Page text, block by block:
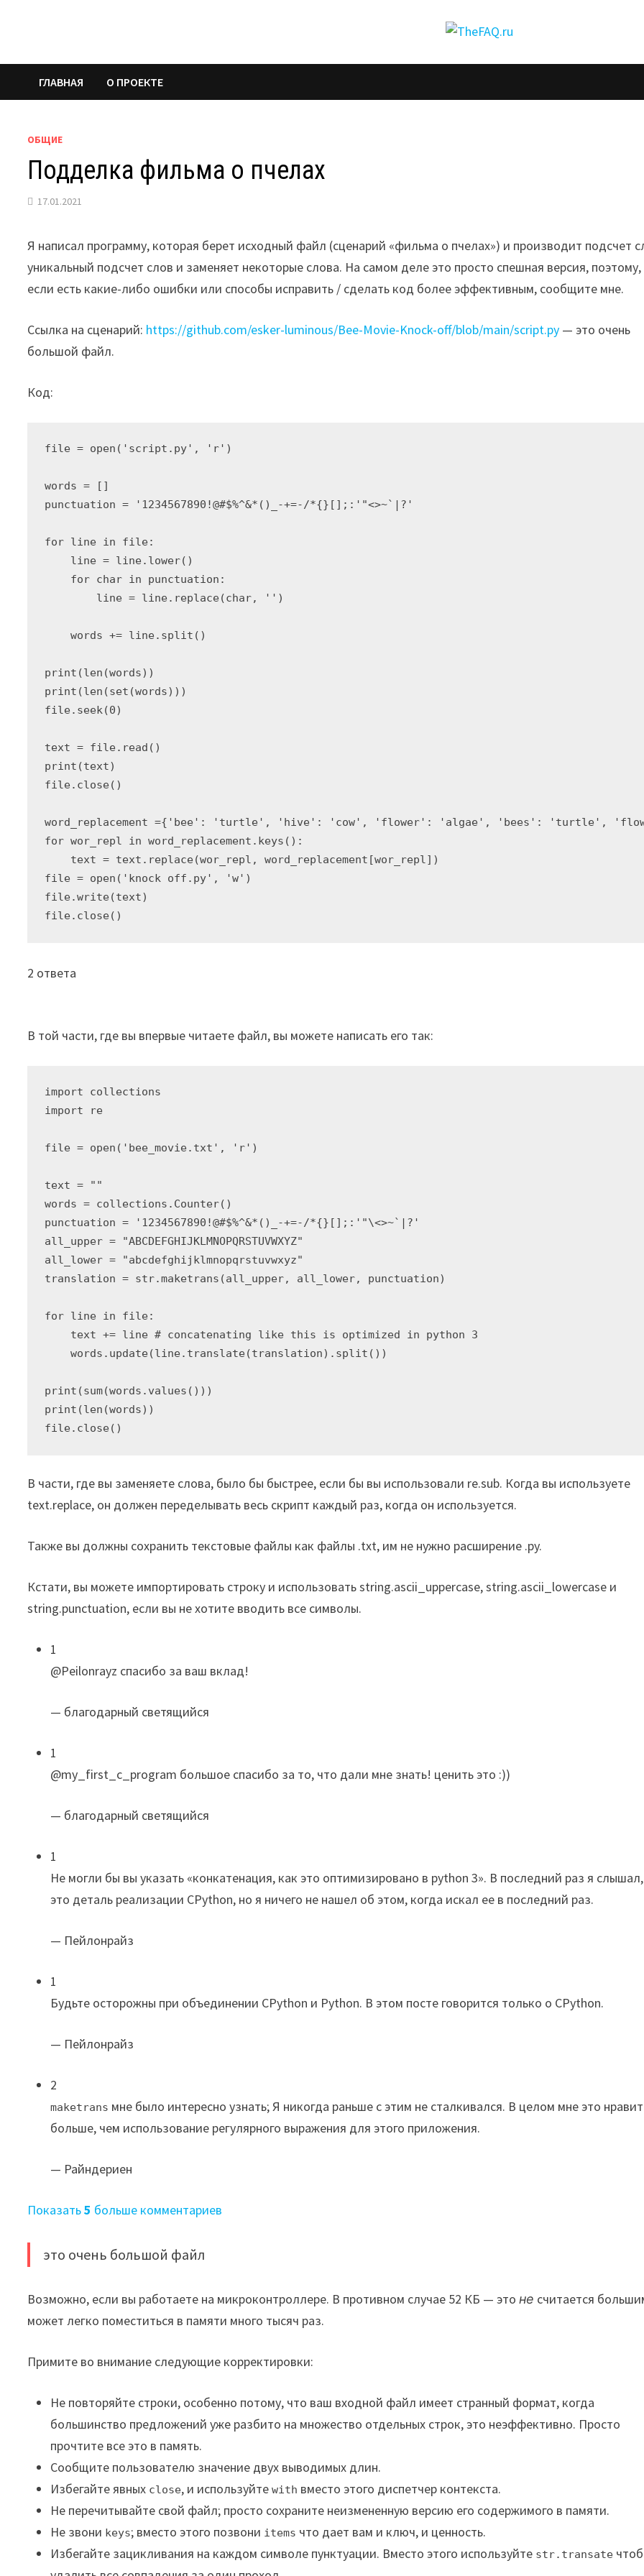
ГЛАВНАЯ О ПРОЕКТЕ
ОБЩИЕ
Подделка фильма о пчелах
17.01.2021
Я написал программу, которая берет исходный файл (сценарий «фильма о пчелах») и производит подсчет
уникальный подсчет слов и заменяет некоторые слова. На самом деле это просто спешная версия, поэтому,
если есть какие-либо ошибки или способы исправить / сделать код более эффективным, сообщите мне.
Ссылка на сценарий: https://github.com/esker-luminous/Bee-Movie-Knock-off/blob/main/script.py — это очень
большой файл.
Код:
file = open('script.py', 'r')
words = []
punctuation = '1234567890!@#$%^&*()_-+=-/*{}[];:'"<>~`|?'
for line in file:
    line = line.lower()
    for char in punctuation:
        line = line.replace(char, '')
    words += line.split()
print(len(words))
print(len(set(words)))
file.seek(0)
text = file.read()
print(text)
file.close()
word_replacement ={'bee': 'turtle', 'hive': 'cow', 'flower': 'algae', 'bees': 'turtle',
for wor_repl in word_replacement.keys():
    text = text.replace(wor_repl, word_replacement[wor_repl])
file = open('knock off.py', 'w')
file.write(text)
2 ответа
В той части, где вы впервые читаете файл, вы можете написать его так:
import collections
import re
file = open('bee_movie.txt', 'r')
text = ""
words = collections.Counter()
punctuation = '1234567890!@#$%^&*()_-+=-/*{}[];:'"\<>~`|?'
all_upper = "ABCDEFGHIJKLMNOPQRSTUVWXYZ"
all_lower = "abcdefghijklmnopqrstuvwxyz"
translation = str.maketrans(all_upper, all_lower, punctuation)
for line in file:
    text += line # concatenating like this is optimized in python 3
    words.update(line.translate(translation).split())
print(sum(words.values()))
print(len(words))
В части, где вы заменяете слова, было бы быстрее, если бы вы использовали re.sub. Когда вы используете
text.replace, он должен переделывать весь скрипт каждый раз, когда он используется.
Также вы должны сохранить текстовые файлы как файлы .txt, им не нужно расширение .py.
Кстати, вы можете импортировать строку и использовать string.ascii_uppercase, string.ascii_lowercase и
string.punctuation, если вы не хотите вводить все символы.
1
@Peilonrayz спасибо за ваш вклад!
— благодарный светящийся
1
@my_first_c_program большое спасибо за то, что дали мне знать! ценить это :))
— благодарный светящийся
1
Не могли бы вы указать «конкатенация, как это оптимизировано в python 3». В последний раз я
это деталь реализации CPython, но я ничего не нашел об этом, когда искал ее в последний раз.
— Пейлонрайз
1
Будьте осторожны при объединении CPython и Python. В этом посте говорится только о CPython.
— Пейлонрайз
2
maketrans мне было интересно узнать; Я никогда раньше с этим не сталкивался. В целом мне это
больше, чем использование регулярного выражения для этого приложения.
— Райндериен
Показать5 больше комментариев
это очень большой файл
Возможно, если вы работаете на микроконтроллере. В противном случае 52 КБ — этоне считается
может легко поместиться в памяти много тысяч раз.
Примите во внимание следующие корректировки:
Не повторяйте строки, особенно потому, что ваш входной файл имеет странный формат, когда
большинство предложений уже разбито на множество отдельных строк, это неэффективно. Просто
прочтите все это в память.
Сообщите пользователю значение двух выводимых длин.
Избегайте явных close, и используйтеwith вместо этого диспетчер контекста.
Не перечитывайте свой файл; просто сохраните неизмененную версию его содержимого в памяти.
Не звони keys; вместо этого позвони items что дает вам и ключ, и ценность.
Избегайте зацикливания на каждом символе пунктуации. Вместо этого используйте str.transate